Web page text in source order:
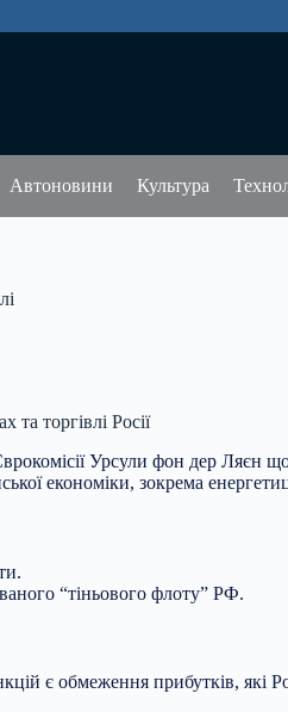
Автоновини Культура
торгівлі Росії
Урсули фон дер Ляєн
економіки, зокрема
“тіньового флоту” РФ.
є обмеження прибутків, які